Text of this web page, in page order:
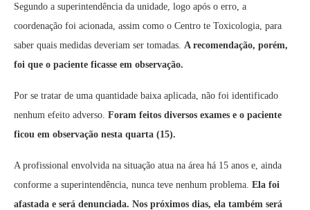
Segundo a superintendência da unidade, logo após o erro, a
coordenação foi acionada, assim como o Centro te Toxicologia, para
saber quais medidas deveriam ser tomadas. A recomendação, porém,
foi que o paciente ficasse em observação.
Por se tratar de uma quantidade baixa aplicada, não foi identificado
nenhum efeito adverso. Foram feitos diversos exames e o paciente
ficou em observação nesta quarta (15).
A profissional envolvida na situação atua na área há 15 anos e, ainda
conforme a superintendência, nunca teve nenhum problema. Ela foi
afastada e será denunciada. Nos próximos dias, ela também será